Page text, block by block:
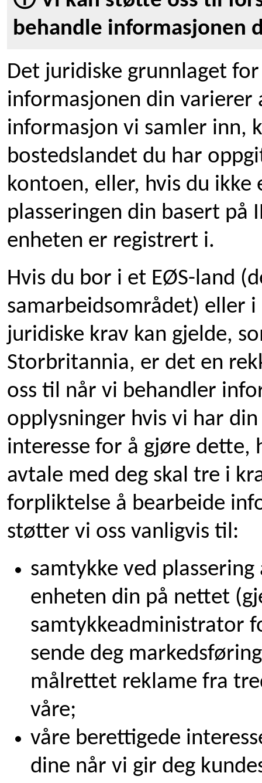
behandle informasjonen
Det juridiske grunnlaget
informasjonen din varierer
informasjon vi samler inn,
bostedslandet du har
kontoen, eller, hvis du ikke
plasseringen din basert på
enheten er registrert i.
Hvis du bor i et EØS-land
samarbeidsområdet) eller
juridiske krav kan gjelde,
Storbritannia, er det en
oss til når vi behandler
opplysninger hvis vi har
interesse for å gjøre dette,
avtale med deg skal tre i
forpliktelse å bearbeide
støtter vi oss vanligvis til:
samtykke ved
enheten din på nettet
samtykkeadministrator
sende deg
målrettet reklame fra
våre;
våre berettigede
dine når vi gir deg